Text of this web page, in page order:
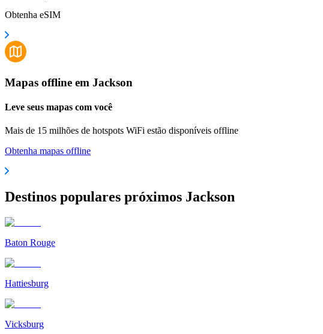
Obtenha eSIM
Mapas offline em Jackson
Leve seus mapas com você
Mais de 15 milhões de hotspots WiFi estão disponíveis offline
Obtenha mapas offline
Destinos populares próximos Jackson
Baton Rouge
Hattiesburg
Vicksburg